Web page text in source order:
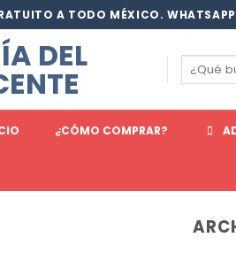
A TODO MÉXICO.
Buscar
por:
¿CÓMO COMPRAR?